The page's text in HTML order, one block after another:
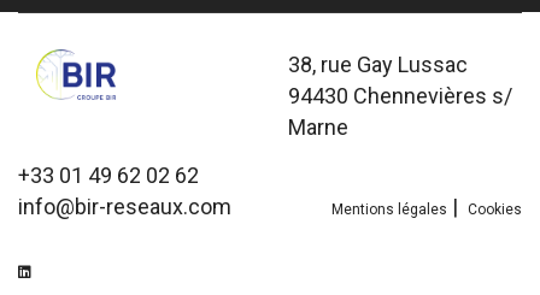
38, rue Gay Lussac
94430 Chennevières s/
Marne
+33 01 49 62 02 62
info@bir-reseaux.com
Mentions légales | Cookies